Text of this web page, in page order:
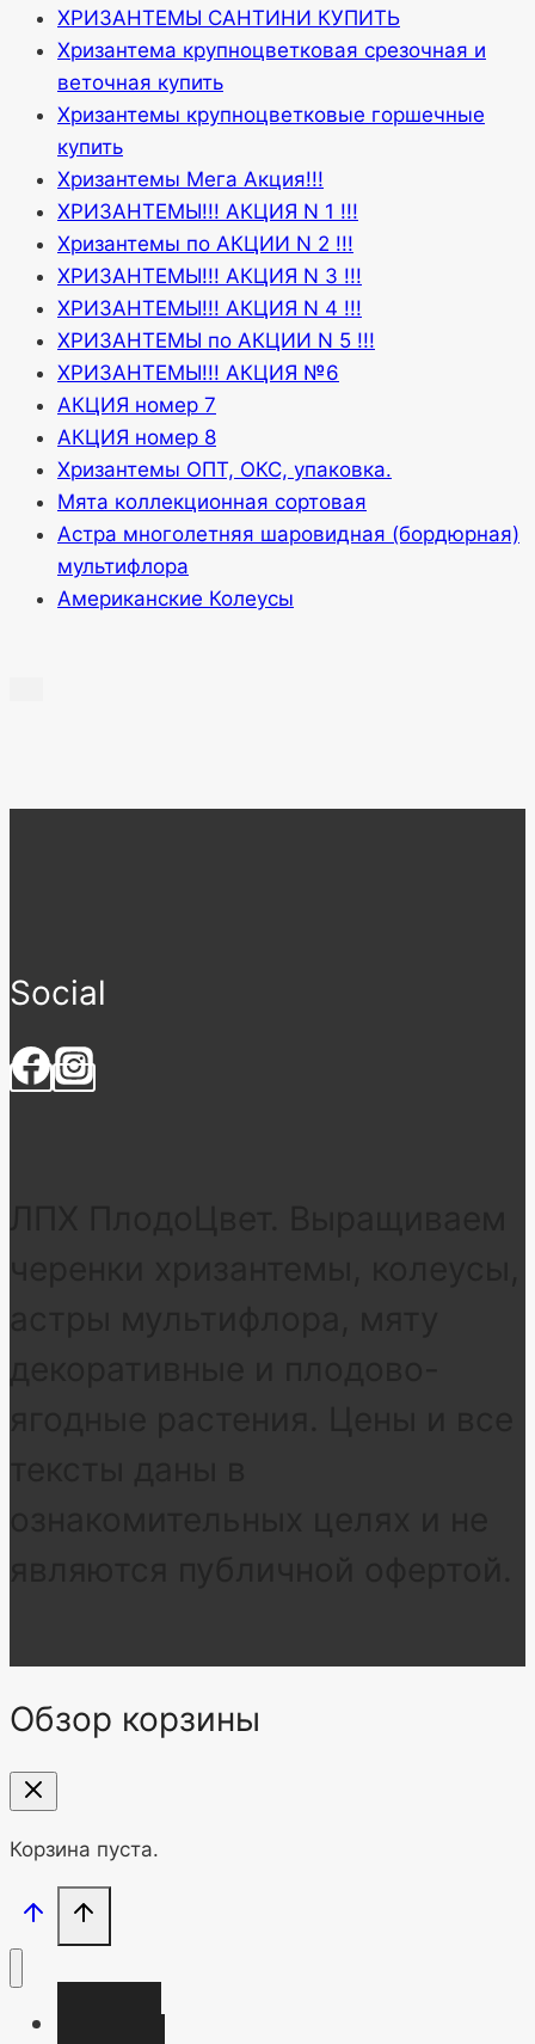
ХРИЗАНТЕМЫ САНТИНИ КУПИТЬ
Хризантема крупноцветковая срезочная и
веточная купить
Хризантемы крупноцветковые горшечные
купить
Хризантемы Мега Акция!!!
ХРИЗАНТЕМЫ!!! АКЦИЯ N 1 !!!
Хризантемы по АКЦИИ N 2 !!!
ХРИЗАНТЕМЫ!!! АКЦИЯ N 3 !!!
ХРИЗАНТЕМЫ!!! АКЦИЯ N 4 !!!
ХРИЗАНТЕМЫ по АКЦИИ N 5 !!!
ХРИЗАНТЕМЫ!!! АКЦИЯ №6
АКЦИЯ номер 7
АКЦИЯ номер 8
Хризантемы ОПТ, ОКС, упаковка.
Мята коллекционная сортовая
Астра многолетняя шаровидная (бордюрная)
мультифлора
Американские Колеусы
Social
Обзор корзины
Корзина пуста.